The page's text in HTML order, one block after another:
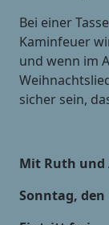
Bei einer
Kaminfeuer
und wenn im
sicher sein,
Mit Ruth und
Sonntag, den